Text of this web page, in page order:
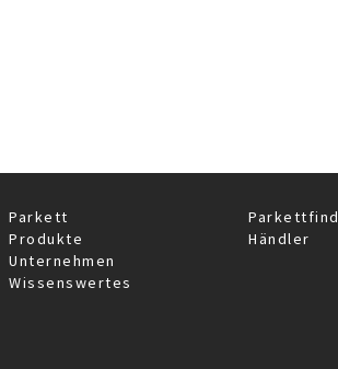
Parkett
Produkte
Unternehmen
Wissenswertes
Händler